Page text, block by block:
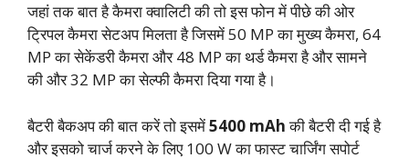
जहां तक बात है कैमरा क्वालिटी की तो इस फोन में पीछे की ओर
ट्रिपल कैमरा सेटअप मिलता है जिसमें 50 MP का मुख्य कैमरा, 64
MP का सेकेंडरी कैमरा और 48 MP का थर्ड कैमरा है और सामने
की और 32 MP का सेल्फी कैमरा दिया गया है।
बैटरी बैकअप की बात करें तो इसमें5400 mAhकी बैटरी दी गई है
और इसको चार्ज करने के लिए 100 W का फास्ट चार्जिंग सपोर्ट